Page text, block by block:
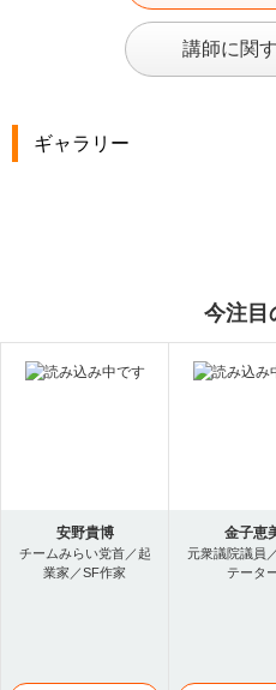
講師に関
ギャラリー
今注目
安野貴博
チームみらい党首／起
業家／SF作家
金子恵
元衆議院議員
テータ